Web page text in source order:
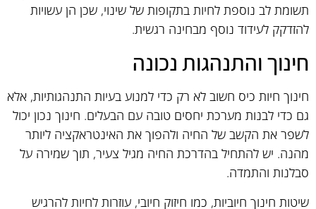
תשומת לב נוספת לחיות בתקופות של שינוי, שכן הן עשויות
להזדקק לעידוד נוסף מבחינה רגשית.
חינוך והתנהגות נכונה
חינוך חיות כיס חשוב לא רק כדי למנוע בעיות התנהגותיות, אלא
גם כדי לבנות מערכת יחסים טובה עם הבעלים. חינוך נכון יכול
לשפר את הקשב של החיה ולהפוך את האינטראקציה ליותר
מהנה. יש להתחיל בהדרכת החיה מגיל צעיר, תוך שמירה על
סבלנות והתמדה.
שיטות חינוך חיוביות, כמו חיזוק חיובי, עוזרות לחיות להרגיש